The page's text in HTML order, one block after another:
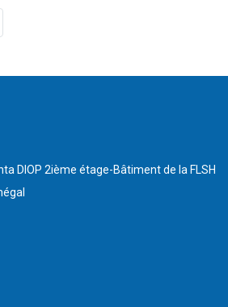
DIOP 2ième étage-Bâtiment de la FLSH